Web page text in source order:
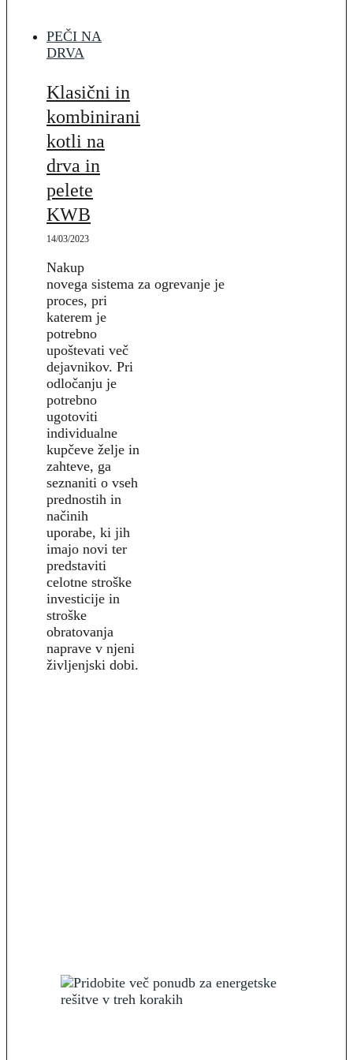
PEČI NA
DRVA
Klasični in
kombinirani
kotli na
drva in
pelete
KWB
14/03/2023
Nakup
novega sistema za ogrevanje je
proces, pri
katerem je
potrebno
upoštevati več
dejavnikov. Pri
odločanju je
potrebno
ugotoviti
individualne
kupčeve želje in
zahteve, ga
seznaniti o vseh
prednostih in
načinih
uporabe, ki jih
imajo novi ter
predstaviti
celotne stroške
investicije in
stroške
obratovanja
naprave v njeni
življenjski dobi.